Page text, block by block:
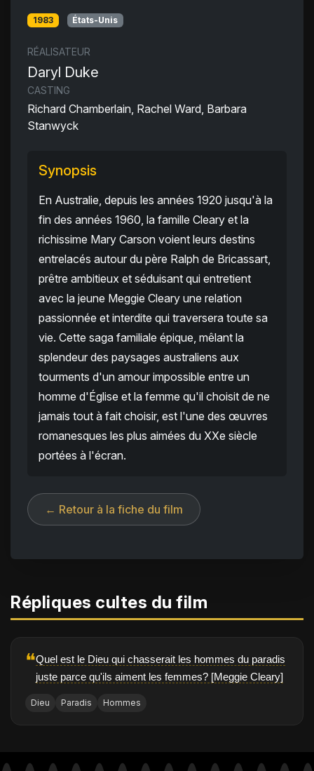
1983 États-Unis
RÉALISATEUR
Daryl Duke
CASTING
Richard Chamberlain, Rachel Ward, Barbara
Stanwyck
Synopsis
En Australie, depuis les années 1920 jusqu'à la
fin des années 1960, la famille Cleary et la
richissime Mary Carson voient leurs destins
entrelacés autour du père Ralph de Bricassart,
prêtre ambitieux et séduisant qui entretient
avec la jeune Meggie Cleary une relation
passionnée et interdite qui traversera toute sa
vie. Cette saga familiale épique, mêlant la
splendeur des paysages australiens aux
tourments d'un amour impossible entre un
homme d'Église et la femme qu'il choisit de ne
jamais tout à fait choisir, est l'une des œuvres
romanesques les plus aimées du XXe siècle
portées à l'écran.
← Retour à la fiche du film
Répliques cultes du film
❝Quel est le Dieu qui chasserait les hommes du paradis
juste parce qu'ils aiment les femmes? [Meggie Cleary]
Dieu Paradis Hommes